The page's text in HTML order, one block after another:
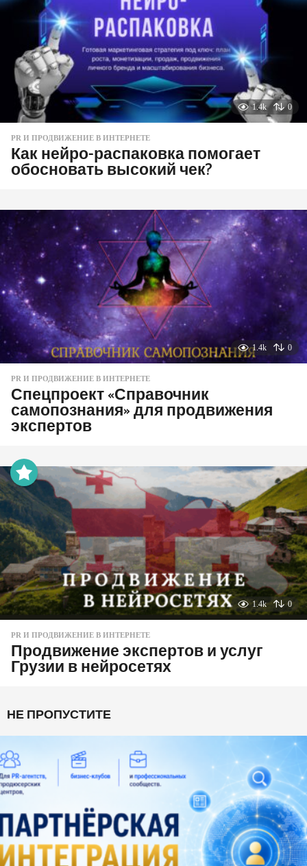
1.4k 0
PR И ПРОДВИЖЕНИЕ В ИНТЕРНЕТЕ
Как нейро-распаковка помогает
обосновать высокий чек?
1.4k 0
PR И ПРОДВИЖЕНИЕ В ИНТЕРНЕТЕ
Спецпроект «Справочник
самопознания» для продвижения
экспертов
1.4k 0
PR И ПРОДВИЖЕНИЕ В ИНТЕРНЕТЕ
Продвижение экспертов и услуг
Грузии в нейросетях
НЕ ПРОПУСТИТЕ